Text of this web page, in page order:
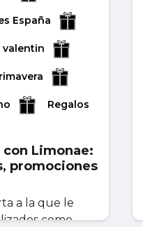
España
valentin
Regalos
Limonae:
promociones
a la que le
como